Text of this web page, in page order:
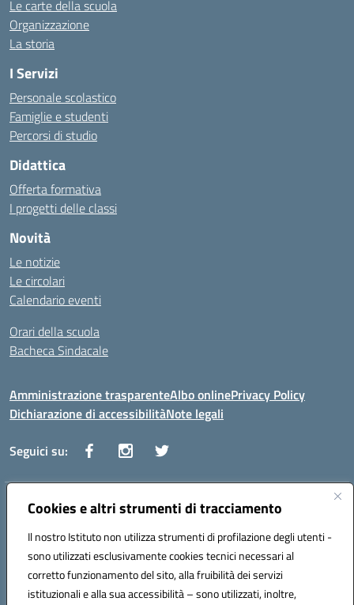
Cookies e altri strumenti di tracciamento
Il nostro Istituto non utilizza strumenti di profilazione degli utenti -
sono utilizzati esclusivamente cookies tecnici necessari al
corretto funzionamento del sito, alla fruibilità dei servizi
istituzionali e alla sua accessibilità – sono utilizzati, inoltre,
Le carte della scuola
Organizzazione
La storia
I Servizi
Personale scolastico
Famiglie e studenti
Percorsi di studio
Didattica
Offerta formativa
I progetti delle classi
Novità
Le notizie
Le circolari
Calendario eventi
Orari della scuola
Bacheca Sindacale
Amministrazione trasparenteAlbo onlinePrivacy Policy
Dichiarazione di accessibilitàNote legali
Seguici su:
Indirizzo:Via Vaccari n.5 e Via Falcone n.20 - 91025 Marsala
Posta elettronica certificata (PEC):tppm03000q@pec.istruzione.it
Codice fiscale: 82004490817
Codice meccanografico: TPPM03000Q